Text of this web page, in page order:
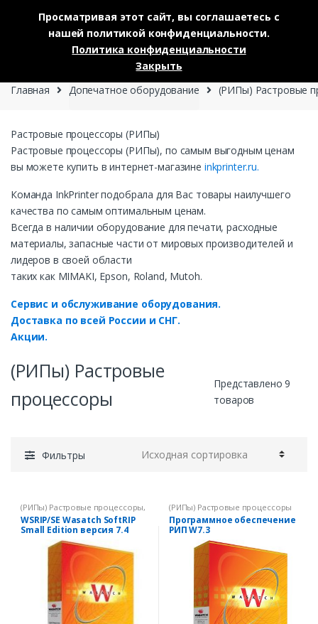
Skip to navigation
Skip to content
Главная Допечатное оборудование (РИПы) Растровые
Растровые процессоры (РИПы)
Растровые процессоры (РИПы), по самым выгодным ценам
вы можете купить в интернет-магазине inkprinter.ru.
Команда InkPrinter подобрала для Вас товары наилучшего
качества по самым оптимальным ценам.
Всегда в наличии оборудование для печати, расходные
материалы, запасные части от мировых производителей и
лидеров в своей области
таких как MIMAKI, Epson, Roland, Mutoh.
Сервис и обслуживание оборудования.
Доставка по всей России и СНГ.
Акции.
(РИПы) Растровые
процессоры
Представлено 9
товаров
Фильтры
(РИПы) Растровые процессоры,
Wasatch SoftRIP
руссифицированная версия
WSRIP/SE Wasatch SoftRIP
Small Edition версия 7.4
(ключ Wasatch SoftRIP) для
принтеров форматов не
(РИПы) Растровые процессоры
Программное обеспечение
РИП W7.3
Просматривая этот сайт, вы соглашаетесь с
нашей политикой конфиденциальности.
Политика конфиденциальности
Закрыть